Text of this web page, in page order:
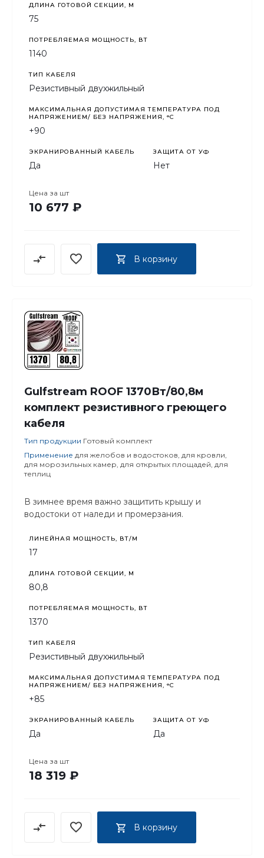
ДЛИНА ГОТОВОЙ СЕКЦИИ, М
75
ПОТРЕБЛЯЕМАЯ МОЩНОСТЬ, ВТ
1140
ТИП КАБЕЛЯ
Резистивный двухжильный
МАКСИМАЛЬНАЯ ДОПУСТИМАЯ ТЕМПЕРАТУРА ПОД
НАПРЯЖЕНИЕМ/ БЕЗ НАПРЯЖЕНИЯ, °C
+90
ЭКРАНИРОВАННЫЙ КАБЕЛЬ
Да
ЗАЩИТА ОТ УФ
Нет
Цена за шт
10 677 ₽
В корзину
Gulfstream ROOF 1370Вт/80,8м
комплект резистивного греющего
кабеля
Тип продукции Готовый комплект
Применение для желобов и водостоков, для кровли,
для морозильных камер, для открытых площадей, для
теплиц
В зимнее время важно защитить крышу и
водостоки от наледи и промерзания.
ЛИНЕЙНАЯ МОЩНОСТЬ, ВТ/М
17
ДЛИНА ГОТОВОЙ СЕКЦИИ, М
80,8
ПОТРЕБЛЯЕМАЯ МОЩНОСТЬ, ВТ
1370
ТИП КАБЕЛЯ
Резистивный двухжильный
МАКСИМАЛЬНАЯ ДОПУСТИМАЯ ТЕМПЕРАТУРА ПОД
НАПРЯЖЕНИЕМ/ БЕЗ НАПРЯЖЕНИЯ, °C
+85
ЭКРАНИРОВАННЫЙ КАБЕЛЬ
Да
ЗАЩИТА ОТ УФ
Да
Цена за шт
18 319 ₽
В корзину